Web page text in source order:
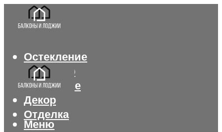
Остекление
Интерьер
Утепление
Декор
Отделка
Меню